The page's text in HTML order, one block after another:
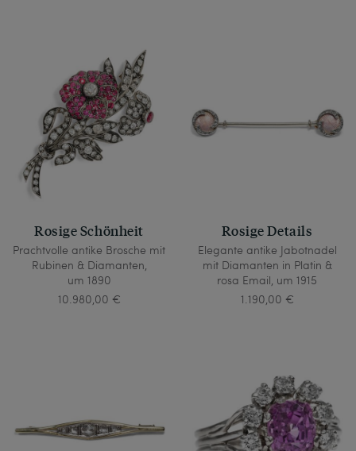
Rosige Schönheit
Prachtvolle antike Brosche mit
Rubinen & Diamanten,
um 1890
10.980,00 €
Rosige Details
Elegante antike Jabotnadel
mit Diamanten in Platin &
rosa Email, um 1915
1.190,00 €